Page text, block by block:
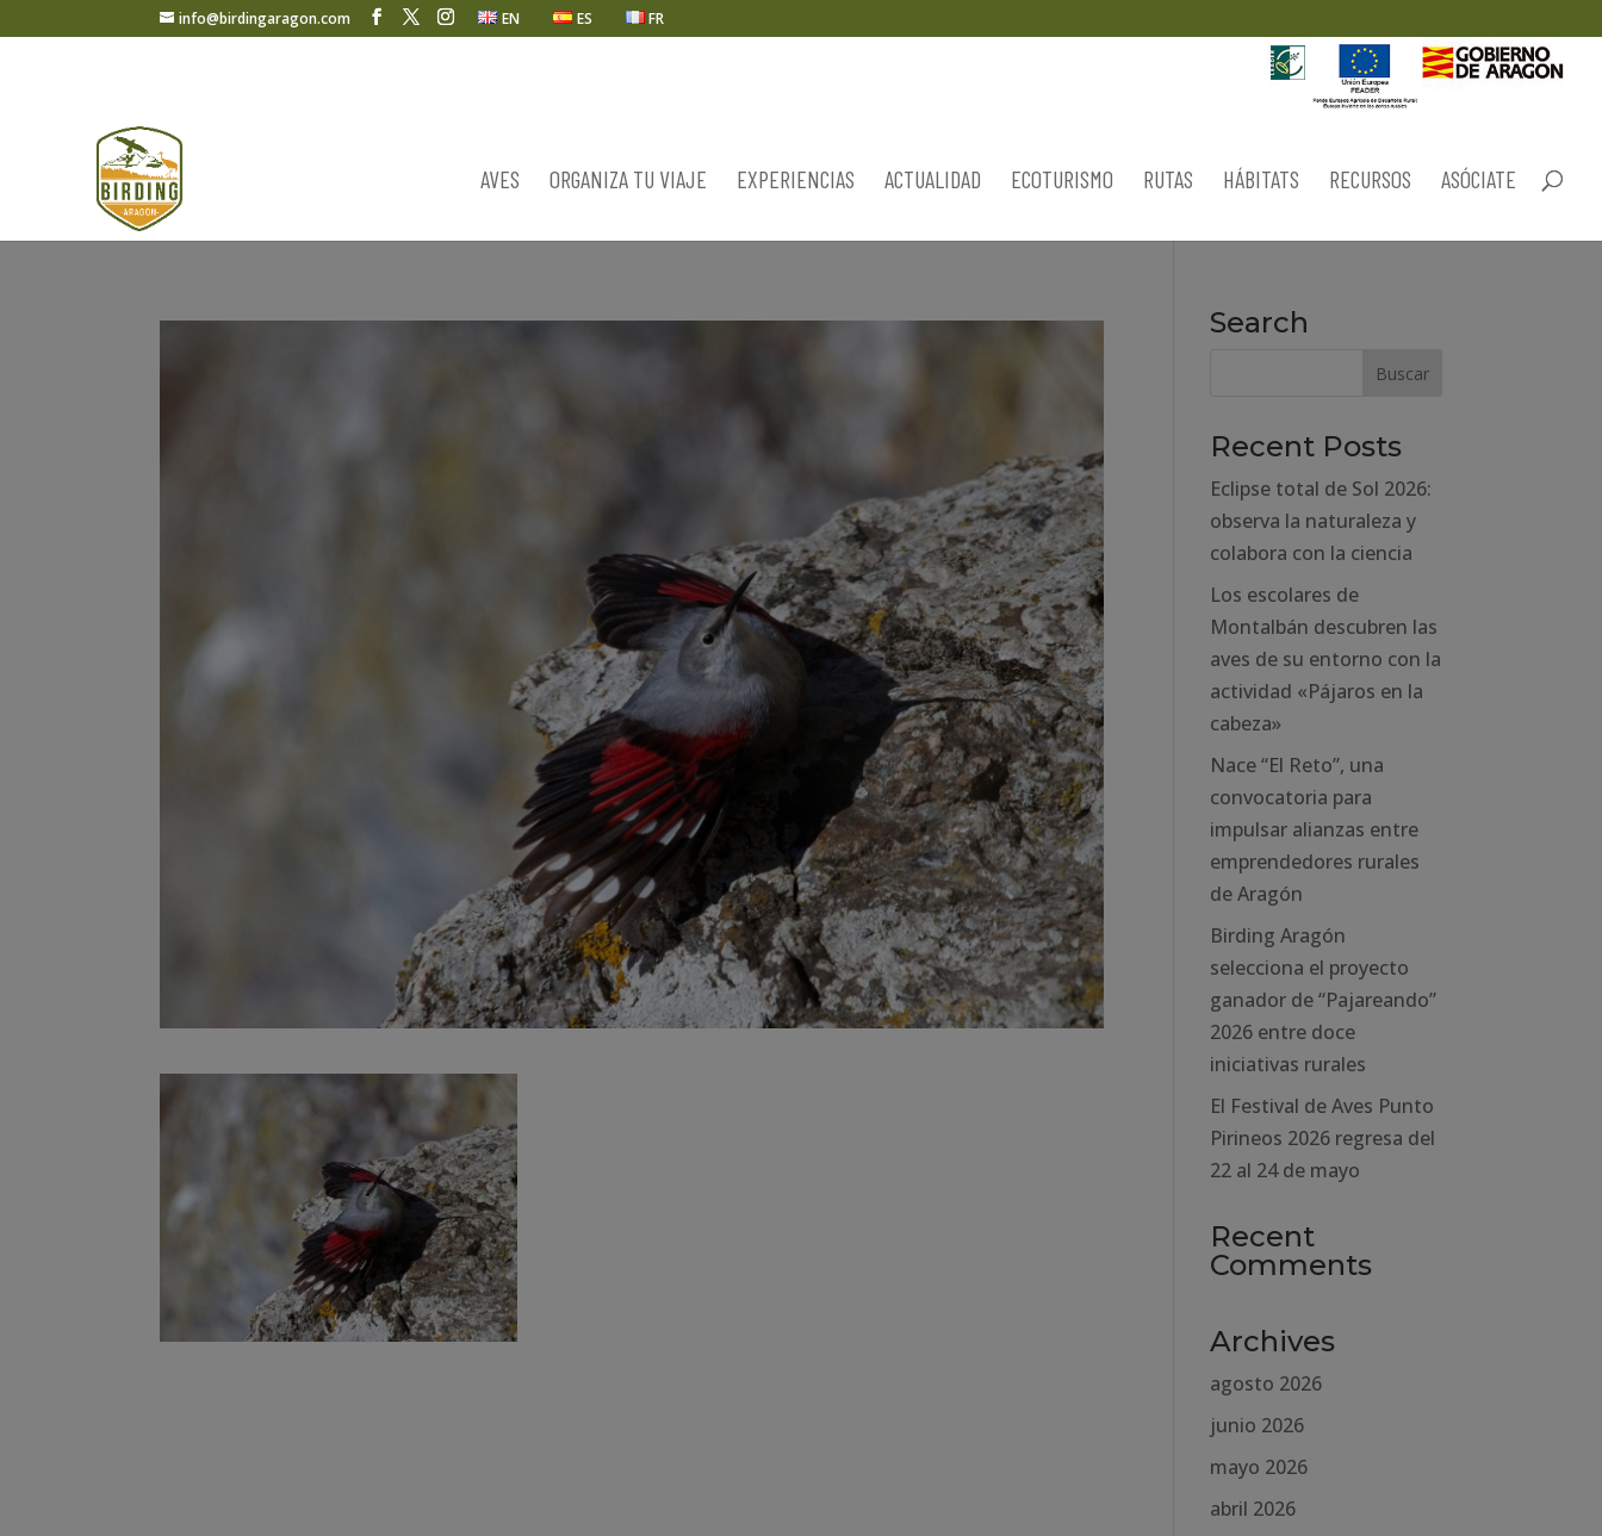
info@birdingaragon.com EN ES FR
AVES ORGANIZA TU VIAJE EXPERIENCIAS ACTUALIDAD ECOTURISMO RUTAS HÁBITATS RECURSOS ASÓCIATE
Search
Recent Posts
Eclipse total de Sol 2026:
observa la naturaleza y
colabora con la ciencia
Los escolares de
Montalbán descubren las
aves de su entorno con la
actividad «Pájaros en la
cabeza»
Nace “El Reto”, una
convocatoria para
impulsar alianzas entre
emprendedores rurales
de Aragón
Birding Aragón
selecciona el proyecto
ganador de “Pajareando”
2026 entre doce
iniciativas rurales
El Festival de Aves Punto
Pirineos 2026 regresa del
22 al 24 de mayo
Recent
Comments
Archives
agosto 2026
junio 2026
mayo 2026
abril 2026